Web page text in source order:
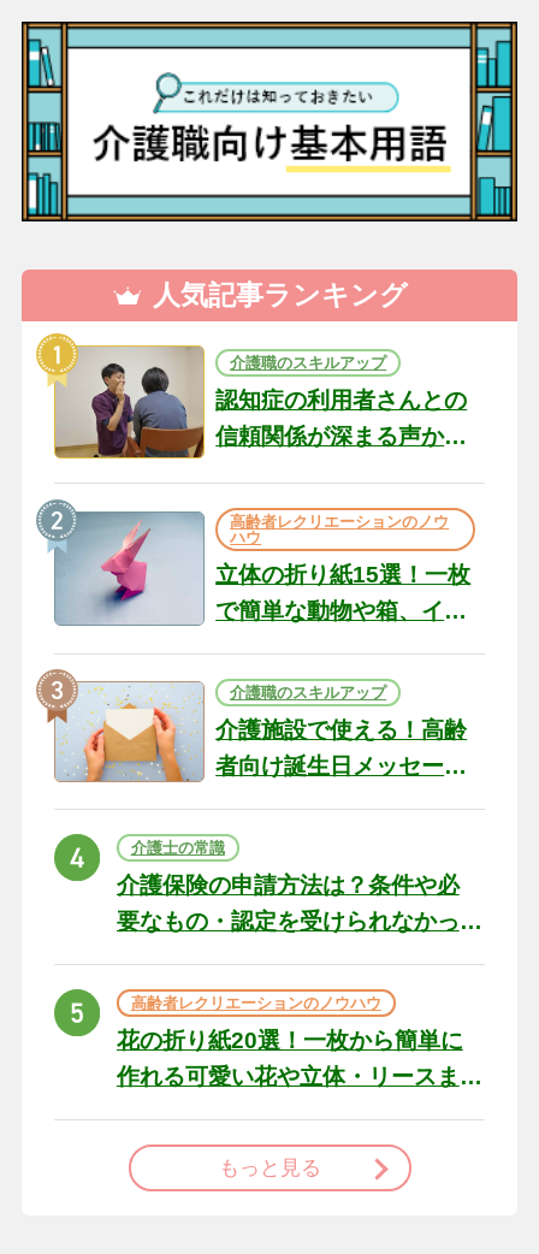
人気記事ランキング
介護職のスキルアップ
認知症の利用者さんとの
信頼関係が深まる声かけ
の現場から（22）
高齢者レクリエーションのノウ
ハウ
立体の折り紙15選！一枚
で簡単な動物や箱、イン
介護職のスキルアップ
介護施設で使える！高齢
者向け誕生日メッセージ
ト
介護士の常識
介護保険の申請方法は？条件や必
要なもの・認定を受けられなかっ
高齢者レクリエーションのノウハウ
花の折り紙20選！一枚から簡単に
作れる可愛い花や立体・リースま
もっと見る